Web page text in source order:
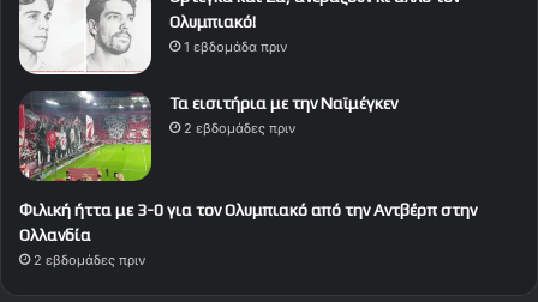
Ολυμπιακό!
1 εβδομάδα πριν
Τα εισιτήρια με την Ναϊμέγκεν
2 εβδομάδες πριν
Φιλική ήττα με 3-0 για τον Ολυμπιακό από την Αντβέρπ στην
Ολλανδία
2 εβδομάδες πριν